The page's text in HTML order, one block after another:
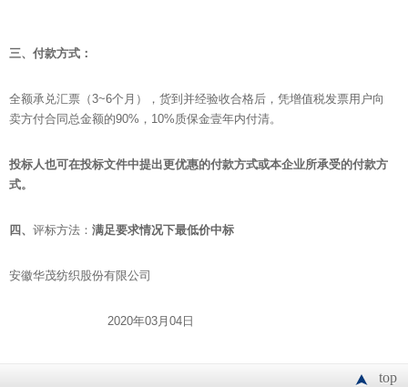
三、付款方式：
全额承兑汇票（3~6个月），货到并经验收合格后，凭增值税发票用户向
卖方付合同总金额的90%，10%质保金壹年内付清。
投标人也可在投标文件中提出更优惠的付款方式或本企业所承受的付款方
式。
四、 评标方法： 满足要求情况下最低价中标
安徽华茂纺织股份有限公司
2020年03月04日
top